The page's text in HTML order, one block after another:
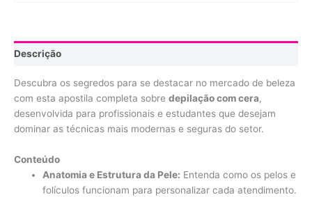
Descrição
Descubra os segredos para se destacar no mercado de beleza
com esta apostila completa sobre depilação com cera,
desenvolvida para profissionais e estudantes que desejam
dominar as técnicas mais modernas e seguras do setor.
Conteúdo
Anatomia e Estrutura da Pele: Entenda como os pelos e
folículos funcionam para personalizar cada atendimento.